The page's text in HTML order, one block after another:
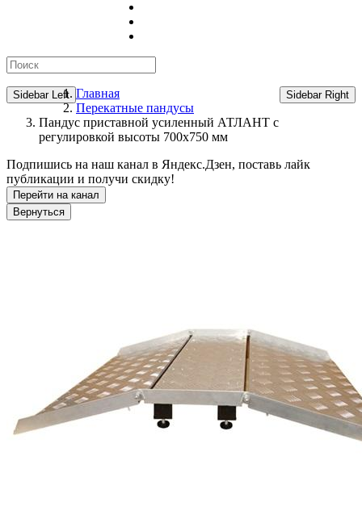
Sidebar Left Sidebar Right
Главная
Перекатные пандусы
Пандус приставной усиленный АТЛАНТ с
регулировкой высоты 700х750 мм
Подпишись на наш канал в Яндекс.Дзен, поставь лайк
публикации и получи скидку!